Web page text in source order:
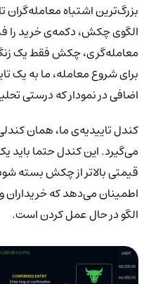
بزرگ‌ترین اشتباه
الگوی چکش، دکمه‌ی خرید را
معامله‌گری، چکش فقط یک
اضافی در نمودار که درستی
کندل تاییدیه‌ی ما، همان
می‌گیرد. این کندل حتما باید
قیمتی بالاتر از چکش بسته
اطمینان می‌دهد که خریداران
الگو در حال عمل کردن است.